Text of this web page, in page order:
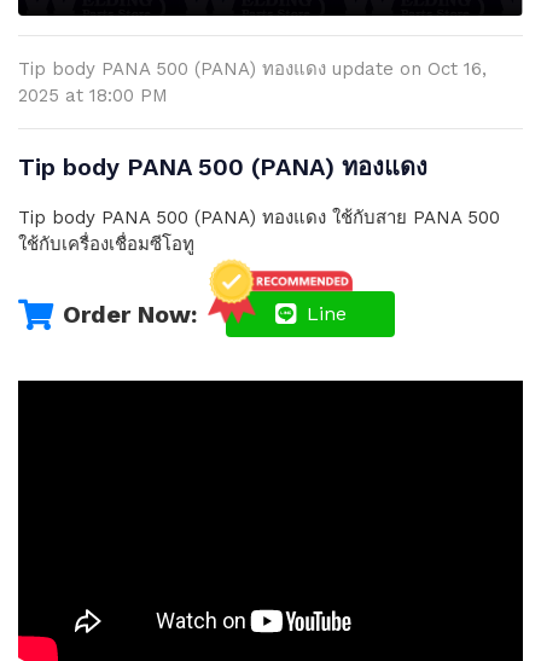
Tip body PANA 500 (PANA) ทองแดง update on Oct 16,
2025 at 18:00 PM
Tip body PANA 500 (PANA) ทองแดง
Tip body PANA 500 (PANA) ทองแดง ใช้กับสาย PANA 500
ใช้กับเครื่องเชื่อมซีโอทู
Order Now: Line